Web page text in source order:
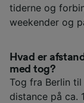
tiderne og
weekender og
Hvad er
med tog?
Tog fra Berlin
distance på ca.